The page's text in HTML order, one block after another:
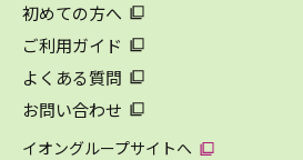
初めての方へ
ご利用ガイド
よくある質問
お問い合わせ
イオングループサイトへ